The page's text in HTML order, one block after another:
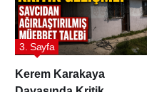
Kerem Karakaya
3. Sayfa